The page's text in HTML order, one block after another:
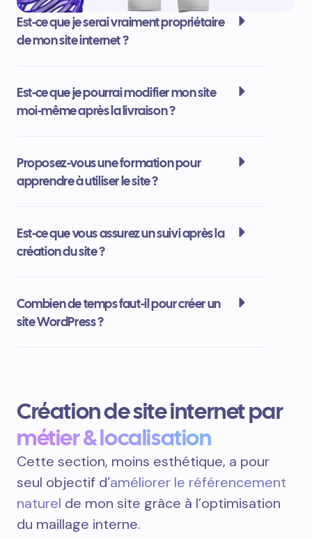
Est-ce que je serai vraiment propriétaire
de mon site internet ?
Est-ce que je pourrai modifier mon site
moi-même après la livraison ?
Proposez-vous une formation pour
apprendre à utiliser le site ?
Est-ce que vous assurez un suivi après la
création du site ?
Combien de temps faut-il pour créer un
site WordPress ?
Création de site internet par
métier & localisation
Cette section, moins esthétique, a pour
seul objectif d’améliorer le référencement
naturel de mon site grâce à l’optimisation
du maillage interne.